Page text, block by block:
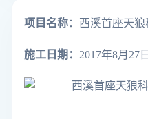
项目名称：西溪首座天
施工日期： 2017年8月27日